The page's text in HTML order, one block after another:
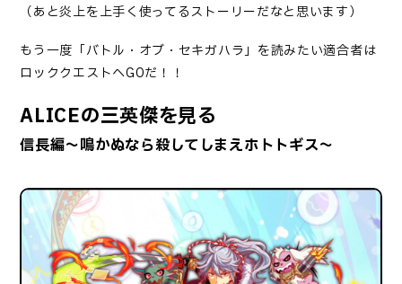
（あと炎上を上手く使ってるストーリーだなと思います）
もう一度「バトル・オブ・セキガハラ」を読みたい適合者は
ロッククエストへGOだ！！
ALICEの三英傑を見る
信長編～鳴かぬなら殺してしまえホトトギス～